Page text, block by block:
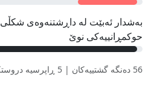
بەشدار ئەبێت لە داڕشتنەوەی شکڵی
حوکمڕانییەکی نوێ
56 دەنگە گشتییەکان | 5 ڕاپرسیە دروستکراوەکان